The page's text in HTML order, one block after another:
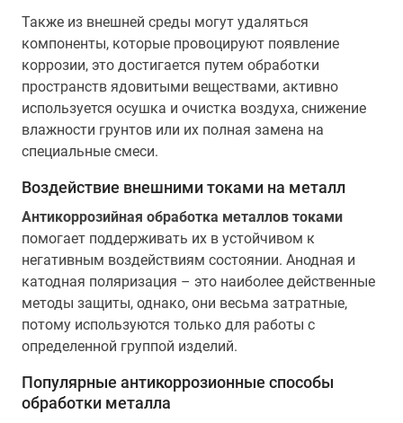
Также из внешней среды могут удаляться
компоненты, которые провоцируют появление
коррозии, это достигается путем обработки
пространств ядовитыми веществами, активно
используется осушка и очистка воздуха, снижение
влажности грунтов или их полная замена на
специальные смеси.
Воздействие внешними токами на металл
Антикоррозийная обработка металлов токами
помогает поддерживать их в устойчивом к
негативным воздействиям состоянии. Анодная и
катодная поляризация – это наиболее действенные
методы защиты, однако, они весьма затратные,
потому используются только для работы с
определенной группой изделий.
Популярные антикоррозионные способы
обработки металла